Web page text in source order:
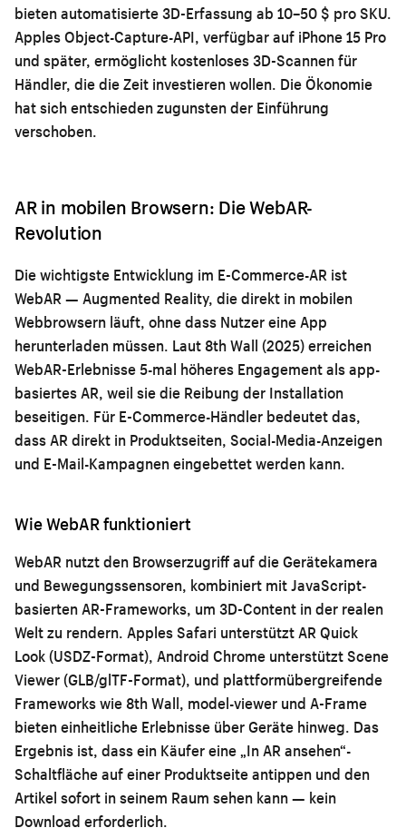
bieten automatisierte 3D-Erfassung ab 10–50 $ pro SKU.
Apples Object-Capture-API, verfügbar auf iPhone 15 Pro
und später, ermöglicht kostenloses 3D-Scannen für
Händler, die die Zeit investieren wollen. Die Ökonomie
hat sich entschieden zugunsten der Einführung
verschoben.
AR in mobilen Browsern: Die WebAR-
Revolution
Die wichtigste Entwicklung im E-Commerce-AR ist
WebAR — Augmented Reality, die direkt in mobilen
Webbrowsern läuft, ohne dass Nutzer eine App
herunterladen müssen. Laut 8th Wall (2025) erreichen
WebAR-Erlebnisse 5-mal höheres Engagement als app-
basiertes AR, weil sie die Reibung der Installation
beseitigen. Für E-Commerce-Händler bedeutet das,
dass AR direkt in Produktseiten, Social-Media-Anzeigen
und E-Mail-Kampagnen eingebettet werden kann.
Wie WebAR funktioniert
WebAR nutzt den Browserzugriff auf die Gerätekamera
und Bewegungssensoren, kombiniert mit JavaScript-
basierten AR-Frameworks, um 3D-Content in der realen
Welt zu rendern. Apples Safari unterstützt AR Quick
Look (USDZ-Format), Android Chrome unterstützt Scene
Viewer (GLB/glTF-Format), und plattformübergreifende
Frameworks wie 8th Wall, model-viewer und A-Frame
bieten einheitliche Erlebnisse über Geräte hinweg. Das
Ergebnis ist, dass ein Käufer eine „In AR ansehen“-
Schaltfläche auf einer Produktseite antippen und den
Artikel sofort in seinem Raum sehen kann — kein
Download erforderlich.